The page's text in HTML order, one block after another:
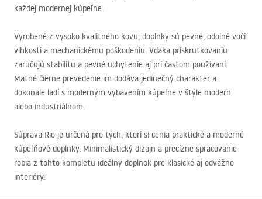
každej modernej kúpeľne.
Vyrobené z vysoko kvalitného kovu, doplnky sú pevné, odolné voči
vlhkosti a mechanickému poškodeniu. Vďaka priskrutkovaniu
zaručujú stabilitu a pevné uchytenie aj pri častom používaní.
Matné čierne prevedenie im dodáva jedinečný charakter a
dokonale ladí s moderným vybavením kúpeľne v štýle modern
alebo industriálnom.
Súprava Rio je určená pre tých, ktorí si cenia praktické a moderné
kúpeľňové doplnky. Minimalistický dizajn a precízne spracovanie
robia z tohto kompletu ideálny doplnok pre klasické aj odvážne
interiéry.